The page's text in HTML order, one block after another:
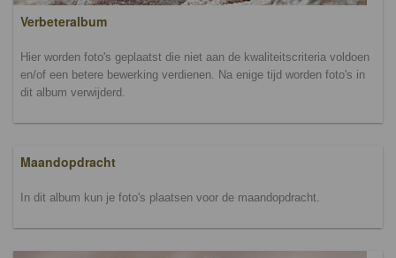
Verbeteralbum
Hier worden foto's geplaatst die niet aan de kwaliteitscriteria voldoen
en/of een betere bewerking verdienen. Na enige tijd worden foto's in
dit album verwijderd.
Maandopdracht
In dit album kun je foto's plaatsen voor de maandopdracht.